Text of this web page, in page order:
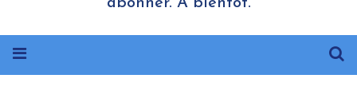
abonner. A bientôt.